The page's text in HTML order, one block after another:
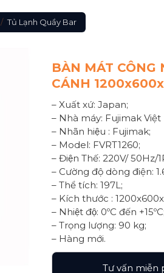
/ Tủ Lạnh Quầy Bar
BÀN MÁT CÔNG
CÁNH
– Xuất xứ: Japan;
– Nhà máy: Fujimak Việt
– Nhãn hiệu : Fujimak;
– Model: FVRT1260;
– Điện Thế: 220V/ 50Hz/
– Cường độ dòng điện:
– Thể tích: 197L;
– Kích thước :
– Nhiệt độ: 0ºC đến +15ºC;
– Trọng lượng: 90 kg;
– Hàng mới.
Tư vấn miễn